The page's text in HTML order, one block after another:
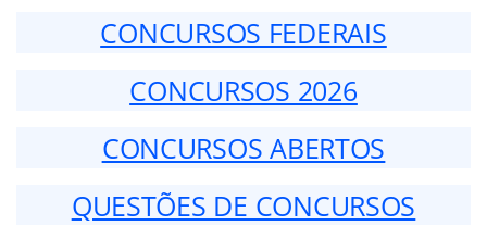
CONCURSOS FEDERAIS
CONCURSOS 2026
CONCURSOS ABERTOS
QUESTÕES DE CONCURSOS